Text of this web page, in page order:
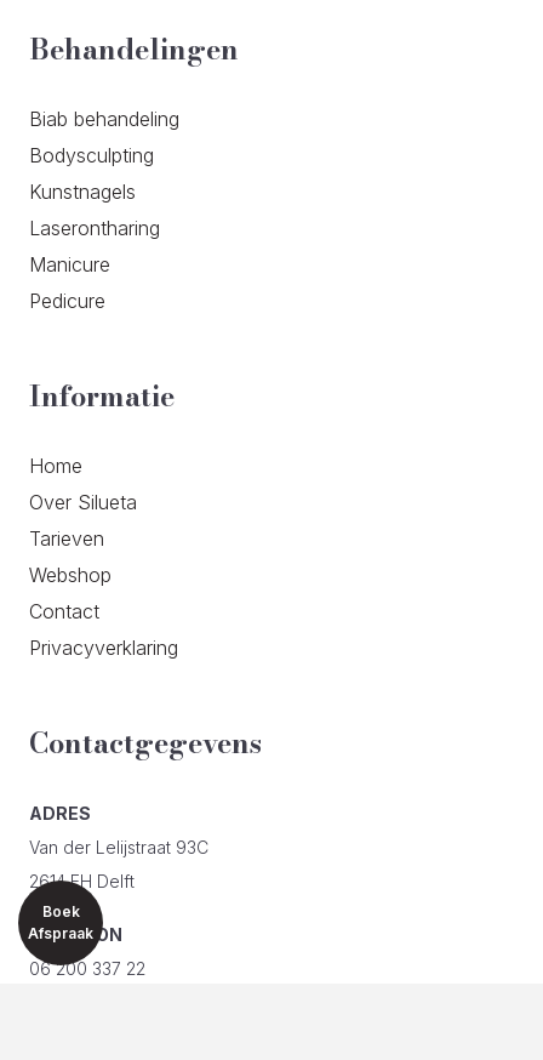
Behandelingen
Biab behandeling
Bodysculpting
Kunstnagels
Laserontharing
Manicure
Pedicure
Informatie
Home
Over Silueta
Tarieven
Webshop
Contact
Privacyverklaring
Contactgegevens
ADRES
Van der Lelijstraat 93C
2614 EH Delft
TELEFOON
06 200 337 22
Boek
Afspraak